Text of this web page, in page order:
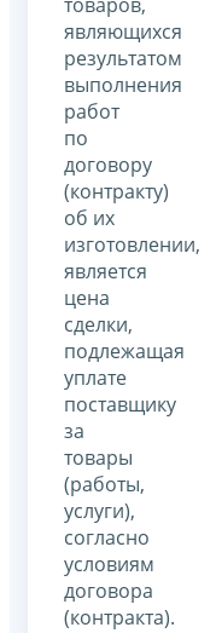
товаров,
являющихся
результатом
выполнения
работ
по
договору
(контракту)
об их
изготовлении,
является
цена
сделки,
подлежащая
уплате
поставщику
за
товары
(работы,
услуги),
согласно
условиям
договора
(контракта).